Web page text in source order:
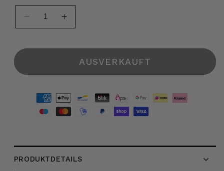
Verringere
die
Natives
extra,
500ml
Erhöhe
die
Picual
Natives
extra,
500ml
AUSVERKAUFT
PRODUKTDETAILS